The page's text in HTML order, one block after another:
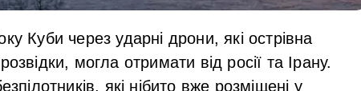
Куби через ударні дрони, які острівна
могла отримати від росії та Ірану.
які нібито вже розміщені у